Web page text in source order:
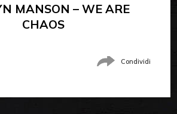
MANSON – WE ARE
CHAOS
Condividi